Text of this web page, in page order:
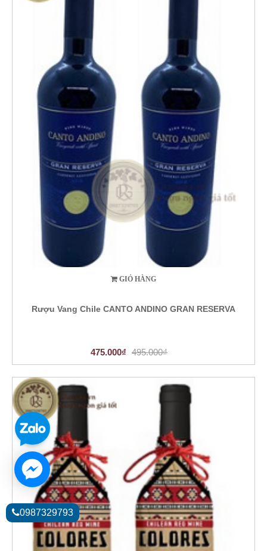
GIỎ HÀNG
Rượu Vang Chile CANTO ANDINO GRAN RESERVA
475.000₫ 495.000₫
0987329793